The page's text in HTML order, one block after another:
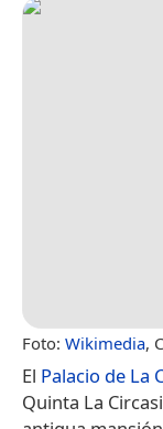
Foto: Wikimedia,
El Palacio de La
Quinta La